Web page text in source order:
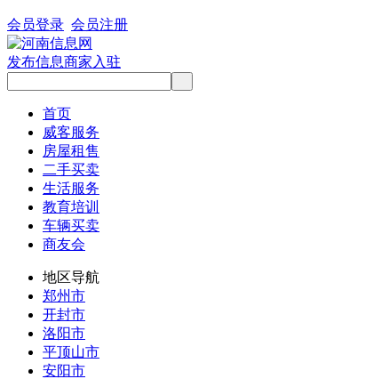
会员登录 会员注册
发布信息商家入驻
首页
威客服务
房屋租售
二手买卖
生活服务
教育培训
车辆买卖
商友会
地区导航
郑州市
开封市
洛阳市
平顶山市
安阳市